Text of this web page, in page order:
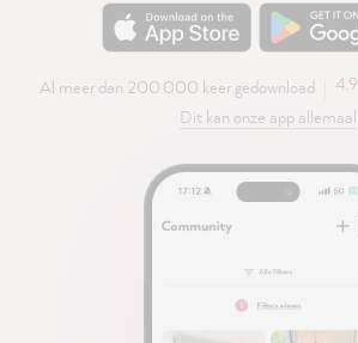
Al meer dan 200.000 keer gedownload
4.9
Dit kan onze app allemaal